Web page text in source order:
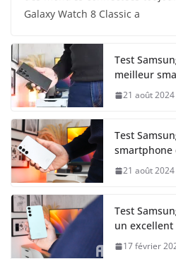
Galaxy Watch 8 Classic a
Test
meilleur
21 août 2024
Test
smartphone
21 août 2024
Test
un excellent
17 février